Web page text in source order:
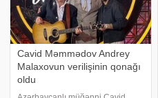
Cavid Məmmədov Andrey
Malaxovun verilişinin qonağı
oldu